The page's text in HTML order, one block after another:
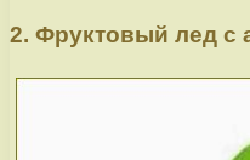
2. Фруктовый лед с